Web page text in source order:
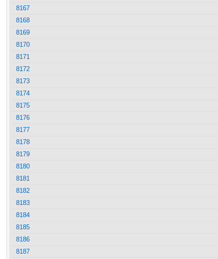
8167
8168
8169
8170
8171
8172
8173
8174
8175
8176
8177
8178
8179
8180
8181
8182
8183
8184
8185
8186
8187